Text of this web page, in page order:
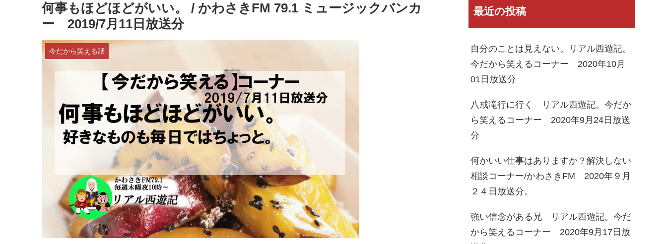
何事もほどほどがいい。 / かわさきFM 79.1 ミュージックバンカ
ー 2019/7月11日放送分
今だから笑える話
最近の投稿
自分のことは見えない。リアル西遊記。
今だから笑えるコーナー 2020年10月
01日放送分
八戒滝行に行く リアル西遊記。今だか
ら笑えるコーナー 2020年9月24日放送
分
何かいい仕事はありますか？解決しない
相談コーナー/かわさきFM 2020年９月
２４日放送分。
強い信念がある兄 リアル西遊記。今だ
から笑えるコーナー 2020年9月17日放